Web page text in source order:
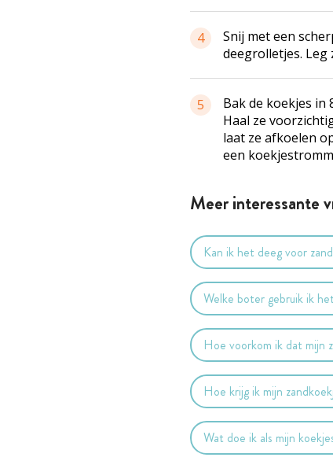
4
Snij met een
deegrolletjes. Leg
5
Bak de koekjes in
Haal ze
laat ze afkoelen
een
Meer interessante
Kan ik het deeg voor
Welke boter gebruik ik
Hoe voorkom ik dat mijn
Hoe krijg ik mijn
Wat doe ik als mijn